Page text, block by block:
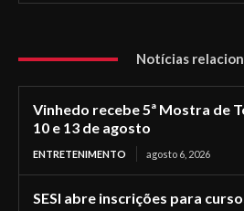
Notícias
Vinhedo recebe 5ª Mostra de
10 e 13 de agosto
ENTRETENIMENTO agosto 6, 2026
SESI abre inscrições para